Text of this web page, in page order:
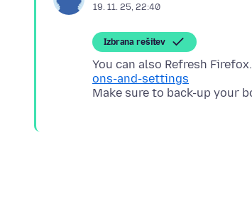
19. 11. 25, 22:40
Izbrana rešitev
You can also Refresh Firefox.
ons-and-settings